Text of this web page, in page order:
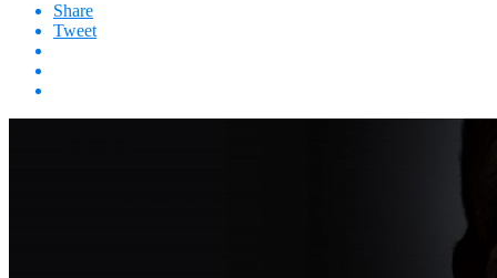
Share
Tweet